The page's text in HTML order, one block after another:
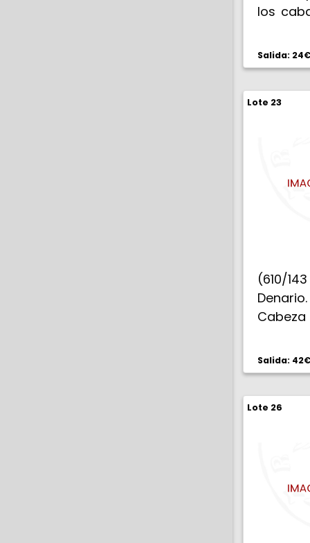
los
Salida: 24€
Lote 23
(610/
patas
EBC-.
Salida: 42€
Lote 26